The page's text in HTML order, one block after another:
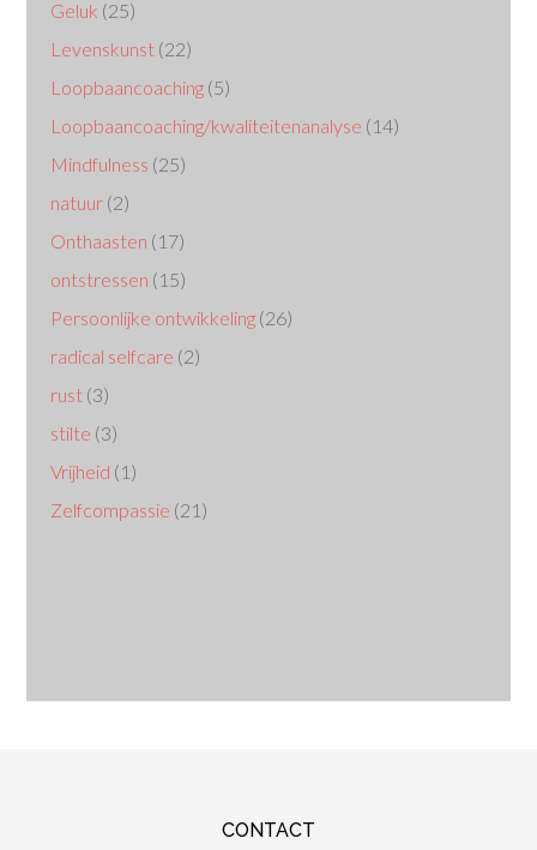
Geluk (25)
Levenskunst (22)
Loopbaancoaching (5)
Loopbaancoaching/kwaliteitenanalyse (14)
Mindfulness (25)
natuur (2)
Onthaasten (17)
ontstressen (15)
Persoonlijke ontwikkeling (26)
radical selfcare (2)
rust (3)
stilte (3)
Vrijheid (1)
Zelfcompassie (21)
CONTACT